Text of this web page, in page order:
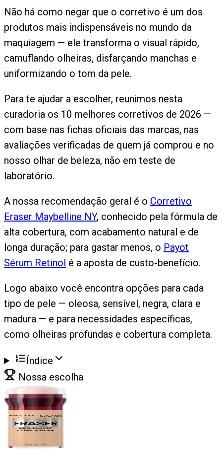
Não há como negar que o corretivo é um dos
produtos mais indispensáveis no mundo da
maquiagem — ele transforma o visual rápido,
camuflando olheiras, disfarçando manchas e
uniformizando o tom da pele.
Para te ajudar a escolher, reunimos nesta
curadoria os 10 melhores corretivos de 2026 —
com base nas fichas oficiais das marcas, nas
avaliações verificadas de quem já comprou e no
nosso olhar de beleza, não em teste de
laboratório.
A nossa recomendação geral é o Corretivo
Eraser Maybelline NY, conhecido pela fórmula de
alta cobertura, com acabamento natural e de
longa duração; para gastar menos, o Payot
Sérum Retinol é a aposta de custo-benefício.
Logo abaixo você encontra opções para cada
tipo de pele — oleosa, sensível, negra, clara e
madura — e para necessidades específicas,
como olheiras profundas e cobertura completa.
Índice
Nossa escolha